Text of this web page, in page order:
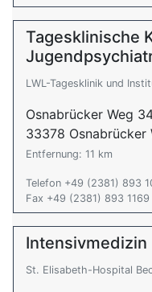
Tagesklinische
LWL-Tagesklinik und
Osnabrücker Weg
33378 Osnabrücker
Entfernung: 11 km
Telefon +49 (2381) 893
Fax +49 (2381) 893 1169
Intensivmedizin
St. Elisabeth-Hospital